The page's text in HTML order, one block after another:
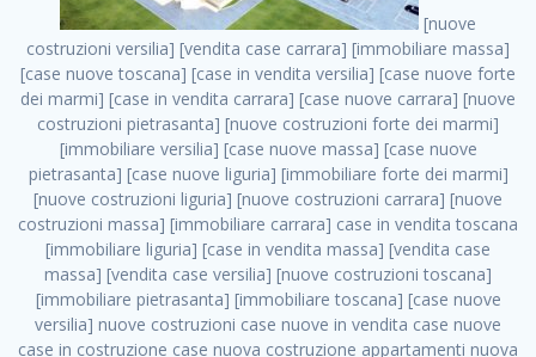
[nuove costruzioni versilia] [vendita case carrara] [immobiliare massa] [case nuove toscana] [case in vendita versilia] [case nuove forte dei marmi] [case in vendita carrara] [case nuove carrara] [nuove costruzioni pietrasanta] [nuove costruzioni forte dei marmi] [immobiliare versilia] [case nuove massa] [case nuove pietrasanta] [case nuove liguria] [immobiliare forte dei marmi] [nuove costruzioni liguria] [nuove costruzioni carrara] [nuove costruzioni massa] [immobiliare carrara] case in vendita toscana [immobiliare liguria] [case in vendita massa] [vendita case massa] [vendita case versilia] [nuove costruzioni toscana] [immobiliare pietrasanta] [immobiliare toscana] [case nuove versilia] nuove costruzioni case nuove in vendita case nuove case in costruzione case nuova costruzione appartamenti nuova costruzione case in vendita nuove costruzioni terreno edificabile nuove costruzioni milano marina di carrara carrara massa massa carrara toscana versilia case in vendita a milano case in vendita a roma appartamenti nuovi in vendita vendita case milano case in vendita torino case in vendita milano case di nuova costruzione nuove costruzioni roma case in vendita roma , case in vendita . vendita case roma vendita case torino villette nuova costruzione vendita case privati cerco casa milano vendita case impresa edile vendita case genova vendita immobili vendita case nuove cerco casa ville nuova costruzione annunci case in vendita case in vendita nuova costruzione nuove case in vendita case in vendita da privati villette a schiera cerco casa in vendita case in affitto vendita nuove costruzioni costruire case affitto affitto negozio milano cerco casa roma cerco casa nuova costruzione appartamenti in costruzione, case in vendita . case nuove vendita case in vendita nuove case nuove milano nuove costruzioni morena case in vendita costruzioni case case in vendita tor vergata nuova annunci vendita case case in vendita milano centro, case in vendita . vendita case nuova costruzione case in vendita privati agenzia immobiliare appartamenti di nuova costruzione ville in costruzione case in vendita a opera nuova costruzione nuove costruzioni torino, case in vendita . appartamenti nuovi impresa edile roma trova casa costruzioni nuove appartamenti in affitto cantieri in costruzione, case in vendita . immobiliare nuove costruzioni case in vendita dragona appartamenti in vendita siti vendita case case in vendita roma nord nuovi costruzioni ville nuove in vendita nuove costruzioni in vendita trovocasa cerco casa affitto villette in vendita nuove costruzioni immobiliari nuove costruzioni bologna toscano immobiliare palermo nuovi appartamenti vendita case dragona nuova costruzione case in vendita villaggio prenestino, case in vendita . case in vendita dal costruttore imprese edili torino nuove costruzioni firenze immobiliare case nuove in costruzione toscano immobiliare milano, case in vendita . casanuova case in vendita acilia dragona case in vendita di nuova costruzione case in vendita da costruttore nuove costruzioni eur case e cantieri appartamenti in vendita nuova costruzione case in vendita a dragona roma case in vendita nuove case in costruzione porta portese immobiliare appartamenti cerco casa disperatamente case in vendita torresina cascine in vendita vendita immobili roma, case in vendita . milano nuove costruzioni morena case in vendita costruzioni edili nuove costruzioni catania visure catastali on line gratis nuove costruzioni monza case in costruzione milano, case in vendita . nuove costruzioni boccea vendita immobili milano attico immobiliare roma vendita imprese edili bergamo impresa edile bologna case in vendita a classe appartamento nuovo nuove costruzioni pietralata case costruzione case in vendita roma sud nuove costruzioni residenziali a milano appartamenti nuova costruzione milano case in vendita boccea case in vendita morena nuove costruzioni vendita immobili privati, case in vendita . comprare casa nuova costruzione case in vendita con leasing case in vendita ostia antica case nuova costruzione milano appartamenti nuovi milano case nuove roma nuove costruzioni bari edilizia convenzionata case in vendita a tortona villaggio prenestino case in vendita toscano immobiliare professione casa nuove costruzioni parma impresa costruzioni nuove case nuove costruzioni bergamo vendita immobili torino ville di nuova costruzione solo affitti appartamento nuovo in vendita appartamenti nuova costruzione roma case nuova costruzione roma, case in vendita . nuove costruzioni a milano case in costruzione roma impresa di costruzioni grimaldi immobiliare costruzioni villetta nuova costruzione case in vendita da imprese edili cerco casa a acquisto casa in costruzione nuove costruzioni mare costruzioni immobiliari cantieri nuove costruzioni acquisto casa nuova costruzione nuove costruzioni padova comprare casa in costruzione impresa edile napoli nuove costruzioni pescara casa risorse immobiliari, case in vendita . immobili in costruzione villette nuove villette nuove in vendita gabetti imprese edili verona nuove costruzioni milano sud nuovi immobili nuove costruzioni legnano, case in vendita . cantieri nuove costruzioni milano villa nuova case vendita nuove costruzioni appartamenti in vendita nuovi immobili nuovi costruttori case imprese edili brescia nuovi appartamenti milano case in vendita selva nera casa nuova retecasa case nuova costruzione in vendita monolocale imprese edili firenze imprese edili padova frimm vendita case dragona nuove costruzioni vendita imprese edili parma imprese di costruzioni milano immobiliare toscano frimm immobiliare roma case case dal costruttore acquisto terreno agricolo imprese edili italiane roma vende casa case nuove a milano nuove costruzioni a roma imprese costruzioni roma cerco casa nuova immobili di nuova costruzione case in vendita castelverde roma impresa edile palermo rent to buy roma nuove costruzioni, case in vendita . tempocasa case in vendita a riscatto nuove costruzioni varese nuove costruzioni bolzano vendita case in costruzione nuove costruzioni lecce cantiere milano costruire villa imprese edili treviso impresa edile catania case in vendita roma tiburtina vendita appartamenti nuova costruzione vendita immobili commerciali case nuove in vendita milano nuove costruzioni seregno cerca casa vendita cerco casa milano vendita nuove costruzioni milano ovest vendita case nuove milano imprese edili modena nuove costruzioni milano centro case in vendita aranova nuove abitazioni, case in vendita ., case in vendita . nuove costruzioni brescia nuove costruzioni como appartamenti nuovi in vendita a milano case in vendita bologna nuove costruzioni appartamenti in vendita milano nuova costruzione imprese edili como morena nuove costruzioni nuove costruzioni case vendita appartamenti nuovi nuove costruzioni salerno eurekasa villette in costruzione bilocali nuovi case nuove in vendita a roma case in vendita con permuta nuove costruzioni trento impresa edile varese imprese costruzioni milano imprese edili venezia case in vendita prenestina imprese edili spa nuove costruzioni gallarate roma nuove costruzioni case in nuova costruzione nuovi case nuove in vendita a milano nuove costruzioni loano nuovi cantieri milano imprese edili novara case in vendita roma est imprese di costruzioni roma appartamenti in costruzione milano nuovi cantieri cerco casa vendita milano nuove costruzioni brugherio vendita case da imprese edili imprese edili udine nuove costruzioni direttamente dal costruttore imprese edili vicenza case in vendita a loano nuova costruzione nuove villette prezzi case nuove case in vendita in costruzione compravendita terreno agricolo cantiere, case in vendita . case in vendita milano navigli costruzione nuova casa costruzioni nuove milano nuove costruzioni roma rent to buy nuove costruzioni taranto palazzo in costruzione vendita appartamenti nuova costruzione milano centro costruzioni milano case in vendita milano nuove costruzioni case in vendita milano sud impresa edile como case nuove a roma boccea case in vendita imprese edili trento nuove costruzioni buccinasco case in costruzione a milano nuove costruzioni ripamonti case in vendita a salerno nuove costruzioni nuove residenze milano case nuove vendita milano nuove costruzioni milano nord nuove costruzioni livorno vendita nuove costruzioni roma nuove costruzioni liguria costruzioni roma cerco casa roma vendita nuove costruzioni classe a impresa edile rimini nuovi annunci case in vendita nuove costruzioni magenta todini costruzioni case grezze in vendita vendita appartamenti nuovi milano case in vendita gallaratese milano nuove costruzioni arezzo, case in vendita . case in vendita castelverde case nuove dal costruttore nuovo appartamento nuove costruzioni desenzano imprese edili lombardia imprese edili veneto appartamenti in costruzione roma case vendita pescara nuove costruzioni case in vendita ad acilia imprese edili verona e provincia nuove costruzioni desio appartamenti classe a milano firenze nuove costruzioni pirelli re immobiliare grandi imprese di costruzioni case in vendita torresina roma case in vendita navigli milano nuove costruzioni roma centro nuovecostruzioni appartamenti nuovi a milano impresa edile ancona nuove residenze dragona case in vendita nuove costruzioni brindisi vendita nuove costruzioni milano case in vendita arredate nuove case milano case nuove milano centro sito impresa edile nuove costruzioni montesilvano case vendita monza nuove costruzioni vendita case nuove roma impresa edile monza case in vendita vimercate nuova